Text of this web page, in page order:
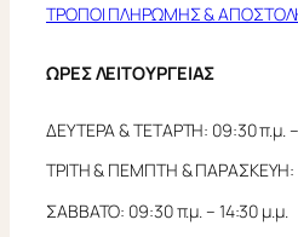
ΤΡΟΠΟΙ ΠΛΗΡΩΜΗΣ &
ΩΡΕΣ ΛΕΙΤΟΥΡΓΕΙΑΣ
ΔΕΥΤΕΡΑ & ΤΕΤΑΡΤΗ: 09:30 π.μ.
ΤΡΙΤΗ & ΠΕΜΠΤΗ & ΠΑΡΑΣΚΕΥΗ:
ΣΑΒΒΑΤΟ: 09:30 π.μ. – 14:30 μ.μ.